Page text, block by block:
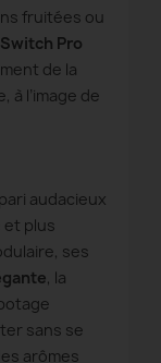
fruitées ou
Switch Pro
de la
à l’image de
audacieux
et plus
ses
, la
sans se
arômes